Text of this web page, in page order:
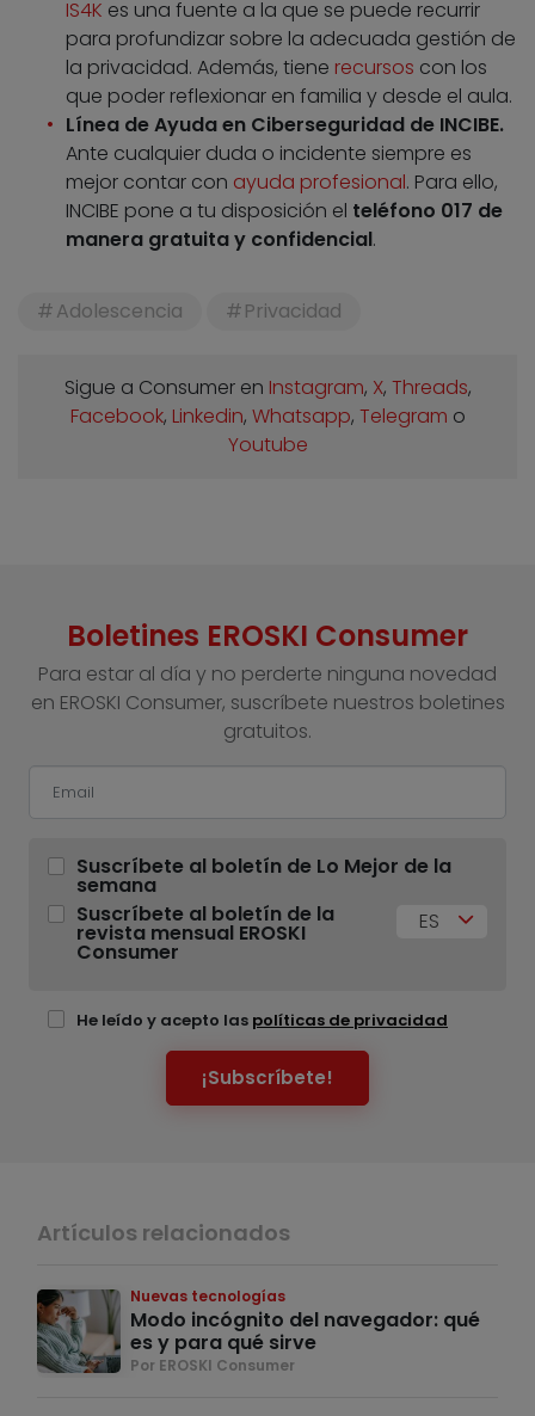
IS4K es una fuente a la que se puede recurrir
para profundizar sobre la adecuada gestión de
la privacidad. Además, tiene recursos con los
que poder reflexionar en familia y desde el aula.
Línea de Ayuda en Ciberseguridad de INCIBE.
Ante cualquier duda o incidente siempre es
mejor contar con ayuda profesional. Para ello,
INCIBE pone a tu disposición el teléfono 017 de
manera gratuita y confidencial.
Adolescencia Privacidad
Sigue a Consumer en Instagram, X, Threads,
Facebook, Linkedin, Whatsapp, Telegram o
Youtube
Boletines EROSKI Consumer
Para estar al día y no perderte ninguna novedad
en EROSKI Consumer, suscríbete nuestros boletines
gratuitos.
Suscríbete al boletín de Lo Mejor de la
semana
Suscríbete al boletín de la
revista mensual EROSKI
Consumer
ES
He leído y acepto las políticas de privacidad
¡Subscríbete!
Artículos relacionados
Nuevas tecnologías
Modo incógnito del navegador: qué
es y para qué sirve
Por EROSKI Consumer